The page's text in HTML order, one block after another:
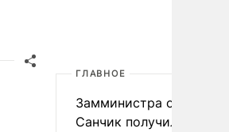
ГЛАВНОЕ
Замминистра обороны
Санчик получил звание